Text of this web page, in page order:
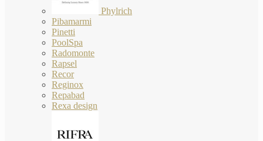
Phylrich
Pibamarmi
Pinetti
PoolSpa
Radomonte
Rapsel
Recor
Reginox
Repabad
Rexa design